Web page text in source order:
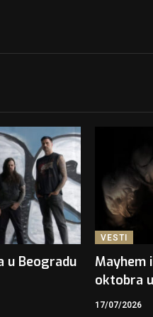
u Beogradu
VESTI
Mayhem
oktobra
17/07/2026